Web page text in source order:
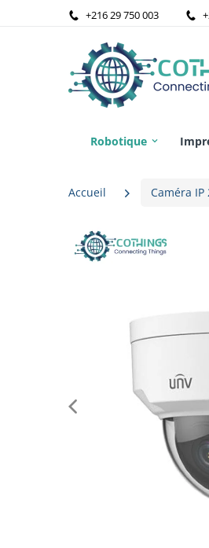
+216 29 750 003
Robotique
Accueil Caméra IP